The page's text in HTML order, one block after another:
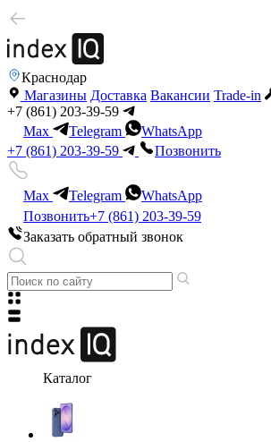
Краснодар
Магазины Доставка Вакансии Trade-in
+7 (861) 203-39-59
Max
Telegram
WhatsApp
+7 (861) 203-39-59
Позвонить
Max Telegram
WhatsApp
Позвонить+7 (861) 203-39-59
Заказать обратный звонок
Каталог